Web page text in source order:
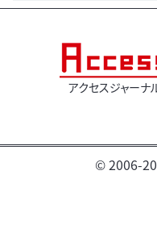
アクセスジャー
© 2006-